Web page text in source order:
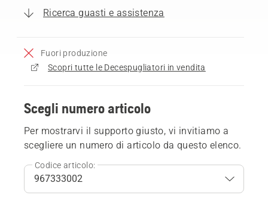
Ricerca guasti e assistenza
Fuori produzione
Scopri tutte le Decespugliatori in vendita
Scegli numero articolo
Per mostrarvi il supporto giusto, vi invitiamo a
scegliere un numero di articolo da questo elenco.
Codice articolo: